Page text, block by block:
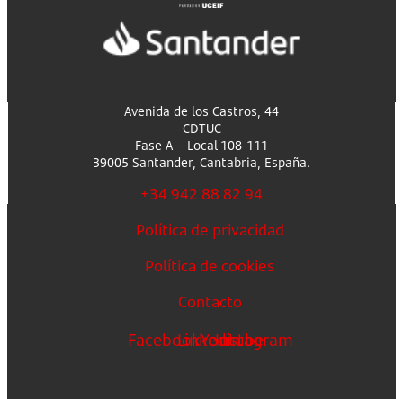
Avenida de los Castros, 44
-CDTUC-
Fase A – Local 108-111
39005 Santander, Cantabria, España.
+34 942 88 82 94
Política de privacidad
Política de cookies
Contacto
FacebookLinkedin
Youtube
Instagram